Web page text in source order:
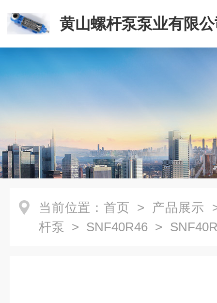
黄山螺杆泵泵业有限
当前位置： 首页 > 产品展示
杆泵 > SNF40R46 >